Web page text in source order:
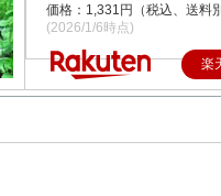
価格：1,331円（税込、送料
(2026/1/6時点)
楽